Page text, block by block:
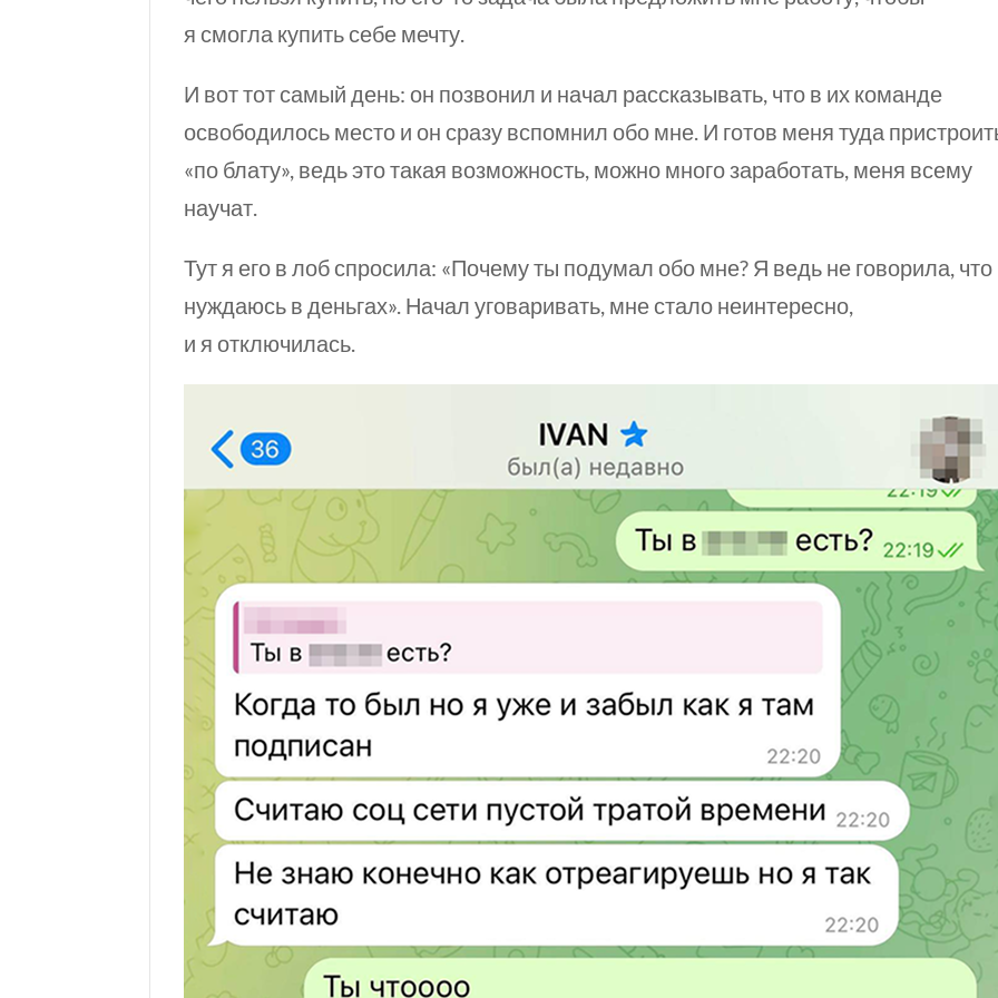
я смогла купить себе мечту.
И вот тот самый день: он позвонил и начал рассказывать, что в их команде
освободилось место и он сразу вспомнил обо мне. И готов меня туда
«по блату», ведь это такая возможность, можно много заработать, меня всему
научат.
Тут я его в лоб спросила: «Почему ты подумал обо мне? Я ведь не говорила, что
нуждаюсь в деньгах». Начал уговаривать, мне стало неинтересно,
и я отключилась.